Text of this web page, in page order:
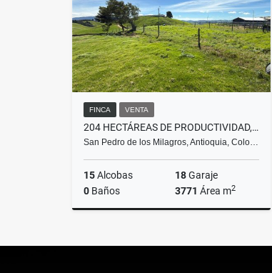
FINCA VENTA
204 HECTÁREAS DE PRODUCTIVIDAD, RENTABILIDAD Y POTENCIAL DE INVERSIÓN
San Pedro de los Milagros, Antioquia, Colo…
15Alcobas 18Garaje
0 Baños 3771 Área m2
$24.000.000.000